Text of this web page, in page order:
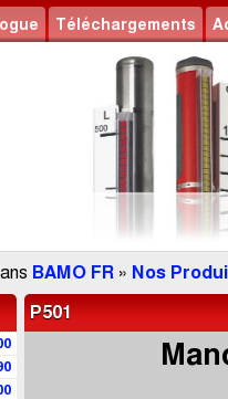
Téléchargements
BAMO FR » Nos
P501